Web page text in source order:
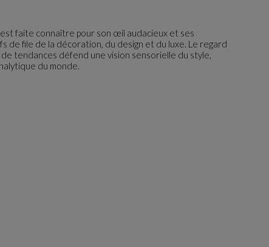
faite connaître pour son œil audacieux et ses
de file de la décoration, du design et du luxe. Le regard
tendances défend une vision sensorielle du style,
du monde.